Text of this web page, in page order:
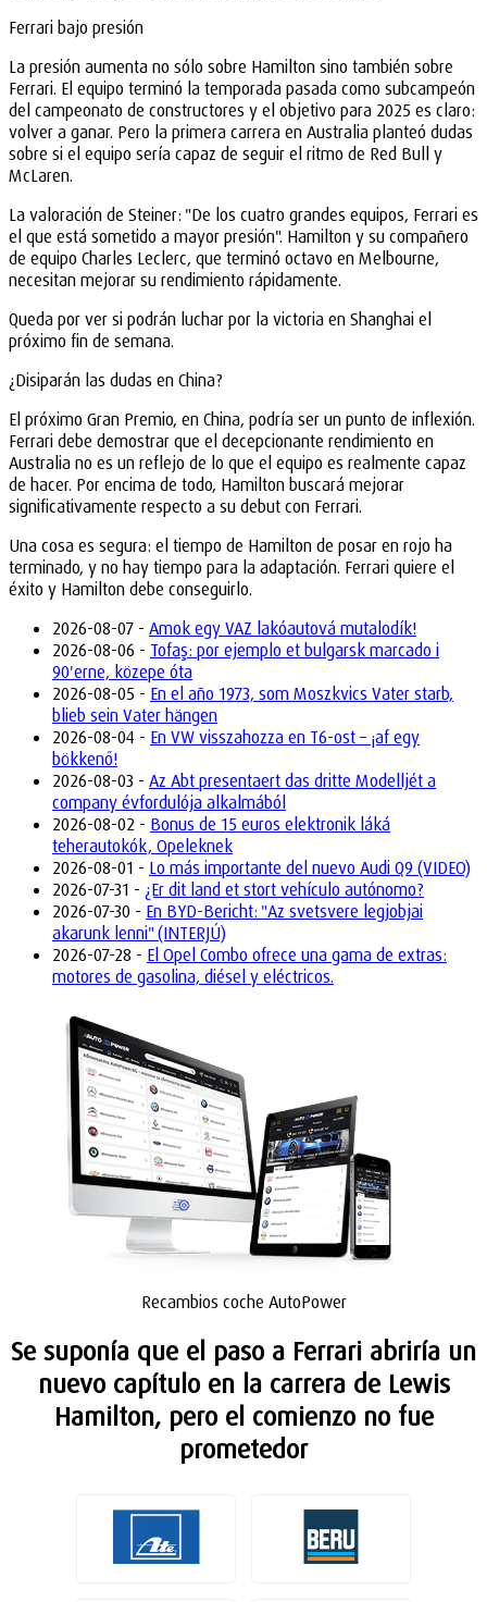
Ferrari bajo presión
La presión aumenta no sólo sobre Hamilton sino también sobre
Ferrari. El equipo terminó la temporada pasada como subcampeón
del campeonato de constructores y el objetivo para 2025 es claro:
volver a ganar. Pero la primera carrera en Australia planteó dudas
sobre si el equipo sería capaz de seguir el ritmo de Red Bull y
McLaren.
La valoración de Steiner: "De los cuatro grandes equipos, Ferrari es
el que está sometido a mayor presión". Hamilton y su compañero
de equipo Charles Leclerc, que terminó octavo en Melbourne,
necesitan mejorar su rendimiento rápidamente.
Queda por ver si podrán luchar por la victoria en Shanghai el
próximo fin de semana.
¿Disiparán las dudas en China?
El próximo Gran Premio, en China, podría ser un punto de inflexión.
Ferrari debe demostrar que el decepcionante rendimiento en
Australia no es un reflejo de lo que el equipo es realmente capaz
de hacer. Por encima de todo, Hamilton buscará mejorar
significativamente respecto a su debut con Ferrari.
Una cosa es segura: el tiempo de Hamilton de posar en rojo ha
terminado, y no hay tiempo para la adaptación. Ferrari quiere el
éxito y Hamilton debe conseguirlo.
2026-08-07 - Amok egy VAZ lakóautová mutalodík!
2026-08-06 - Tofaş: por ejemplo et bulgarsk marcado i
90'erne, közepe óta
2026-08-05 - En el año 1973, som Moszkvics Vater starb,
blieb sein Vater hängen
2026-08-04 - En VW visszahozza en T6-ost – ¡af egy
bökkenő!
2026-08-03 - Az Abt presentaert das dritte Modelljét a
company évfordulója alkalmából
2026-08-02 - Bonus de 15 euros elektronik láká
teherautokók, Opeleknek
2026-08-01 - Lo más importante del nuevo Audi Q9 (VIDEO)
2026-07-31 - ¿Er dit land et stort vehículo autónomo?
2026-07-30 - En BYD-Bericht: "Az svetsvere legjobjai
akarunk lenni" (INTERJÚ)
2026-07-28 - El Opel Combo ofrece una gama de extras:
motores de gasolina, diésel y eléctricos.
Recambios coche AutoPower
Se suponía que el paso a Ferrari abriría un
nuevo capítulo en la carrera de Lewis
Hamilton, pero el comienzo no fue
prometedor